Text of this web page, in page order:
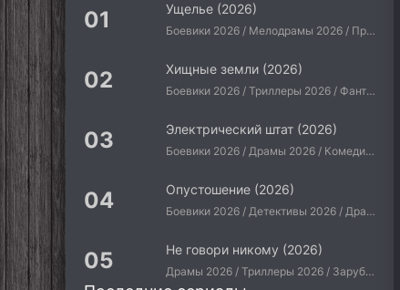
Ущелье (2026)
Боевики 2026 / Мелодрамы 2026 / Приключения 2026 / Ужасы 2026 / Фантастические 2026 / Зарубежные фильмы 2026 / Американские фильмы / Фильмы 2026
Хищные земли (2026)
Боевики 2026 / Триллеры 2026 / Фантастические 2026 / Зарубежные фильмы 2026 / Американские фильмы / Фильмы 2026
Электрический штат (2026)
Боевики 2026 / Драмы 2026 / Комедии 2026 / Приключения 2026 / Фантастические 2026 / Зарубежные фильмы 2026 / Американские фильмы / Фильмы 2026
Опустошение (2026)
Боевики 2026 / Детективы 2026 / Драмы 2026 / Криминальные фильмы 2026 / Триллеры 2026 / Зарубежные фильмы 2026 / Американские фильмы / Фильмы 2026
Не говори никому (2026)
Драмы 2026 / Триллеры 2026 / Зарубежные фильмы 2026 / Американские фильмы / Фильмы 2026